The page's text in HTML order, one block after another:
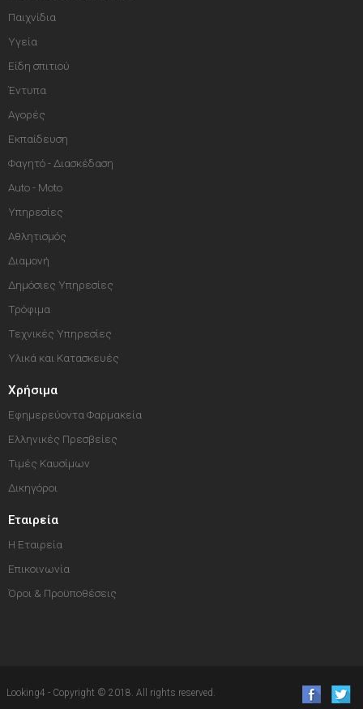
Παιχνίδια
Υγεία
Είδη σπιτιού
Έντυπα
Αγορές
Εκπαίδευση
Φαγητό - Διασκέδαση
Auto - Moto
Υπηρεσίες
Αθλητισμός
Διαμονή
Δημόσιες Υπηρεσίες
Τρόφιμα
Τεχνικές Υπηρεσίες
Υλικά και Κατασκευές
Χρήσιμα
Εφημερεύοντα Φαρμακεία
Ελληνικές Πρεσβείες
Τιμές Καυσίμων
Δικηγόροι
Εταιρεία
Η Εταιρεία
Επικοινωνία
Όροι & Προϋποθέσεις
Looking4 - Copyright © 2018. All rights reserved.